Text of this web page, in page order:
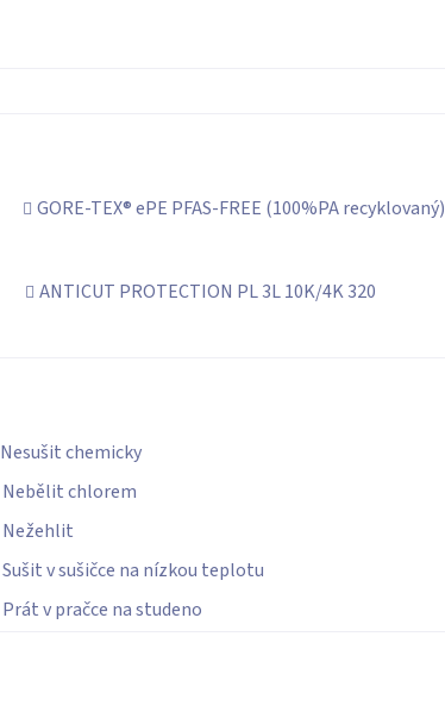
GORE-TEX® ePE PFAS-FREE (100%PA recyklovaný)
ANTICUT PROTECTION PL 3L 10K/4K 320
Nesušit chemicky
Nebělit chlorem
Nežehlit
Sušit v sušičce na nízkou teplotu
Prát v pračce na studeno